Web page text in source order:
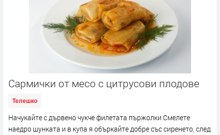
Сaрмички от месо с цитрусови плодове
Телешко
Начукайте с дървено чукче филетата пържолки Смелете
наедро шунката и в купа я объркайте добре със сиренето, след